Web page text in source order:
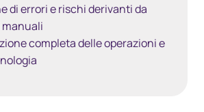
di errori e rischi derivanti da
completa delle operazioni e